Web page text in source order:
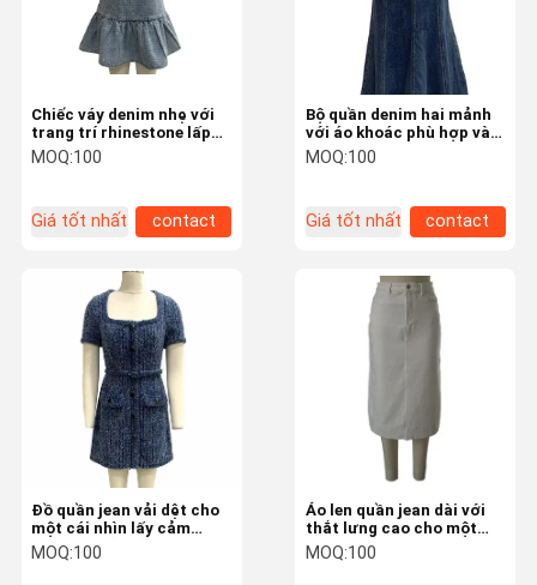
Bộ quần denim hai mảnh
với áo khoác phù hợp và
váy Midi mở rộng
MOQ:100
Giá tốt nhất contact
Chiếc váy denim nhẹ với
trang trí rhinestone lấp
lánh
MOQ:100
Giá tốt nhất contact
Áo len quần jean dài với
thắt lưng cao cho một
hình bóng ngọt ngào và
thanh lịch
MOQ:100
Đồ quần jean vải dệt cho
một cái nhìn lấy cảm
hứng từ cổ điển
MOQ:100